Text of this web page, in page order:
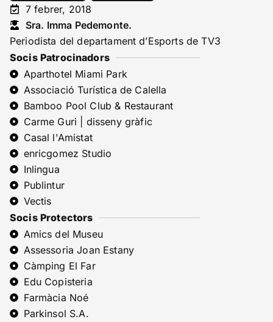
7 febrer, 2018
Sra. Imma Pedemonte.
Periodista del departament d’Esports de TV3
Socis Patrocinadors
Aparthotel Miami Park
Associació Turística de Calella
Bamboo Pool Club & Restaurant
Carme Guri | disseny gràfic
Casal l'Amistat
enricgomez Studio
Inlingua
Publintur
Vectis
Socis Protectors
Amics del Museu
Assessoria Joan Estany
Càmping El Far
Edu Copisteria
Farmàcia Noé
Parkinsol S.A.